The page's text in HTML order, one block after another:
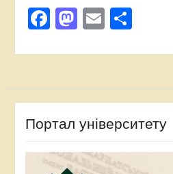
Facebook
Mastodon
Email
Портал університету